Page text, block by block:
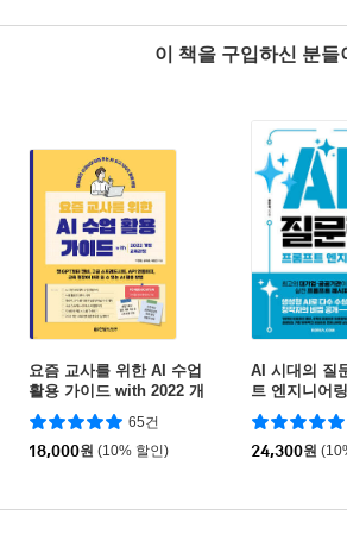
이 책을 구입하신 분
요즘 교사를 위한 AI 수업
활용 가이드 with 2022 개
정 교육과정
65건
18,000원 (10% 할인)
AI 시대의 질
트 엔지니어링
24,300원